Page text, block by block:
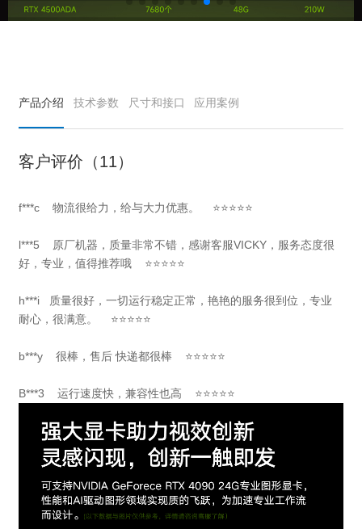
产品介绍 技术参数 尺寸和接口 应用案例
客户评价（11）
f***c 物流很给力，给与大力优惠。 ⭐⭐⭐⭐⭐
l***5 原厂机器，质量非常不错，感谢客服VICKY，服务态度很
好，专业，值得推荐哦 ⭐⭐⭐⭐⭐
h***i 质量很好，一切运行稳定正常，艳艳的服务很到位，专业
耐心，很满意。 ⭐⭐⭐⭐⭐
b***y 很棒，售后 快递都很棒 ⭐⭐⭐⭐⭐
B***3 运行速度快，兼容性也高 ⭐⭐⭐⭐⭐